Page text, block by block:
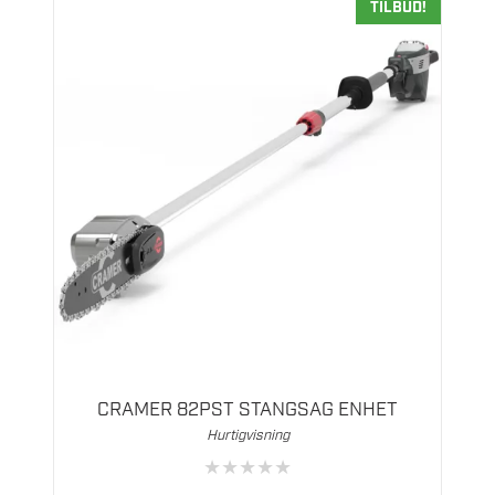
TILBUD!
CRAMER 82PST STANGSAG ENHET
Hurtigvisning
★★★★★